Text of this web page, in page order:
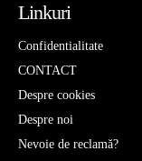
Linkuri
Confidentialitate
CONTACT
Despre cookies
Despre noi
Nevoie de reclamă?